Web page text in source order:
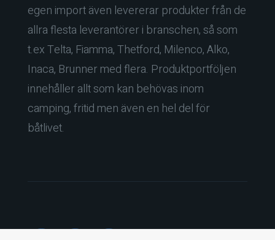
egen import även levererar produkter från de
allra flesta leverantörer i branschen, så som
t.ex Telta, Fiamma, Thetford, Milenco, Alko,
Inaca, Brunner med flera. Produktportföljen
innehåller allt som kan behövas inom
camping, fritid men även en hel del för
båtlivet.